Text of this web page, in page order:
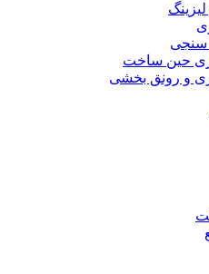
سنجی
حین ساخت
و رونق بخشی